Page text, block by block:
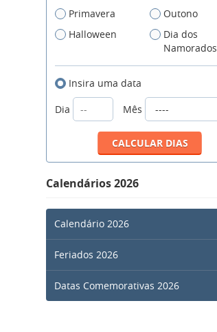
Primavera
Outono
Halloween
Dia dos
Namorados
Insira uma data
Dia
Mês
Calendários 2026
Calendário 2026
Feriados 2026
Datas Comemorativas 2026